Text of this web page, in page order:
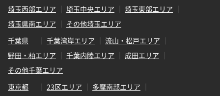
埼玉西部エリア
埼玉中央エリア
埼玉東部エリア
埼玉県南エリア
その他埼玉エリア
千葉県
千葉湾岸エリア
流山・松戸エリア
野田・柏エリア
千葉内陸エリア
成田エリア
その他千葉エリア
東京都
23区エリア
多摩南部エリア